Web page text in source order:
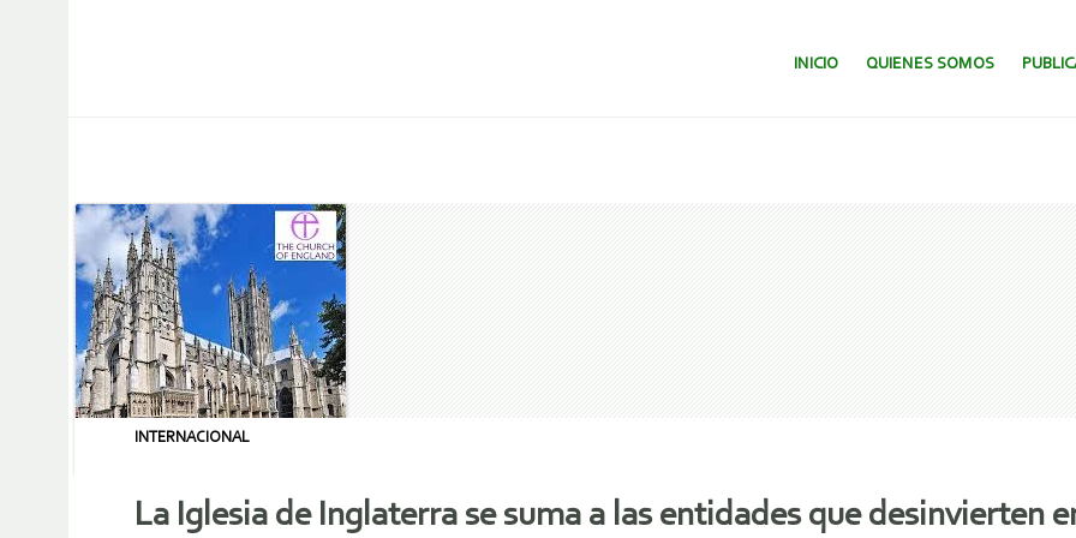
SALTAR AL CONTENIDO.
INICIO QUIENES SOMOS
INTERNACIONAL
La Iglesia de Inglaterra se suma a las entidades que desinvierten